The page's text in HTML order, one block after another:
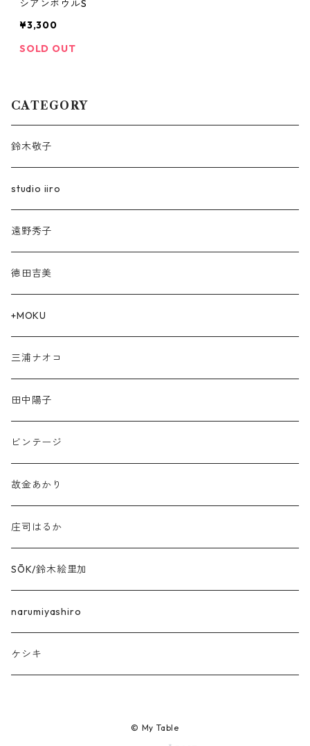
シアンボウルS
¥3,300
SOLD OUT
CATEGORY
鈴木敬子
studio iiro
遠野秀子
徳田吉美
+MOKU
三浦ナオコ
田中陽子
ビンテージ
故金あかり
庄司はるか
SŌK/鈴木絵里加
narumiyashiro
ケシキ
© My Table